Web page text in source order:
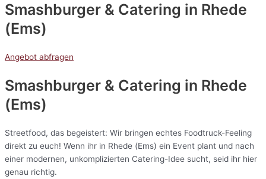
Smashburger & Catering in Rhede
(Ems)
Angebot abfragen
Smashburger & Catering in Rhede
(Ems)
Streetfood, das begeistert: Wir bringen echtes Foodtruck-Feeling
direkt zu euch! Wenn ihr in Rhede (Ems) ein Event plant und nach
einer modernen, unkomplizierten Catering-Idee sucht, seid ihr hier
genau richtig.